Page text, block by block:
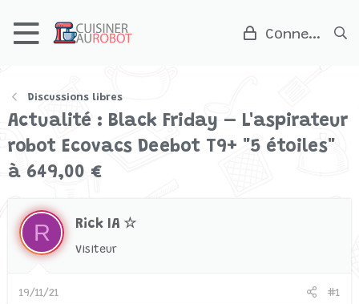
Connexion
Discussions libres
Actualité : Black Friday – L'aspirateur
robot Ecovacs Deebot T9+ "5 étoiles"
à 649,00 €
R Rick IA ☆
Visiteur
19/11/21 #1